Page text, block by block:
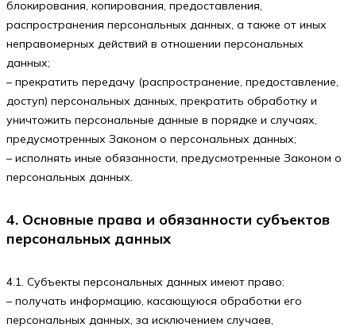
блокирования, копирования, предоставления,
распространения персональных данных, а также от иных
неправомерных действий в отношении персональных
данных;
– прекратить передачу (распространение, предоставление,
доступ) персональных данных, прекратить обработку и
уничтожить персональные данные в порядке и случаях,
предусмотренных Законом о персональных данных;
– исполнять иные обязанности, предусмотренные Законом о
персональных данных.
4. Основные права и обязанности субъектов
персональных данных
4.1. Субъекты персональных данных имеют право:
– получать информацию, касающуюся обработки его
персональных данных, за исключением случаев,